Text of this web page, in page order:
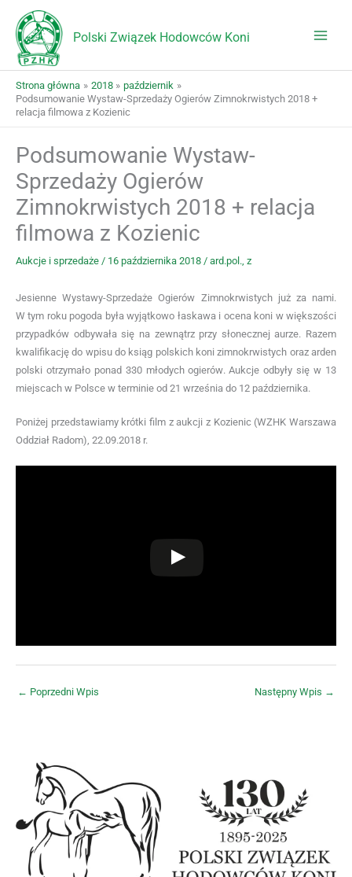
treści
Polski Związek Hodowców Koni
Strona główna 2018
październik
Podsumowanie Wystaw-Sprzedaży Ogierów Zimnokrwistych 2018 +
relacja filmowa z Kozienic
Podsumowanie Wystaw-
Sprzedaży Ogierów
Zimnokrwistych 2018 + relacja
filmowa z Kozienic
Aukcje i sprzedaże / 16 października 2018 / ard.pol., z
Jesienne Wystawy-Sprzedaże Ogierów Zimnokrwistych już za nami.
W tym roku pogoda była wyjątkowo łaskawa i ocena koni w większości
przypadków odbywała się na zewnątrz przy słonecznej aurze. Razem
kwalifikację do wpisu do ksiąg polskich koni zimnokrwistych oraz arden
polski otrzymało ponad 330 młodych ogierów. Aukcje odbyły się w 13
miejscach w Polsce w terminie od 21 września do 12 października.
Poniżej przedstawiamy krótki film z aukcji z Kozienic (WZHK Warszawa
Oddział Radom), 22.09.2018 r.
← Poprzedni Wpis Następny Wpis →